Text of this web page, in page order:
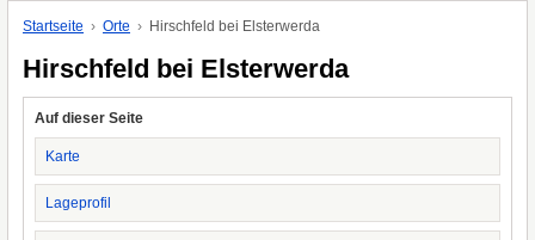
Startseite Orte Hirschfeld bei Elsterwerda
Hirschfeld bei Elsterwerda
Auf dieser Seite
Karte
Lageprofil